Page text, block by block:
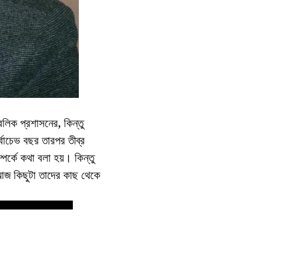
প্রশাসনের, কিন্তু
বছর তারপর তীব্র
কথা বলা হয়। কিন্তু
কিছুটা তাদের কাছ থেকে